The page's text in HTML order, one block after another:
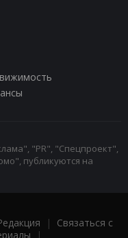
"PR", "Спецпроект",
публикуются на
| Связаться с
|